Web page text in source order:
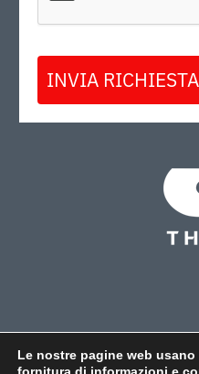
INVIA RICHIESTA
Le nostre pagine web